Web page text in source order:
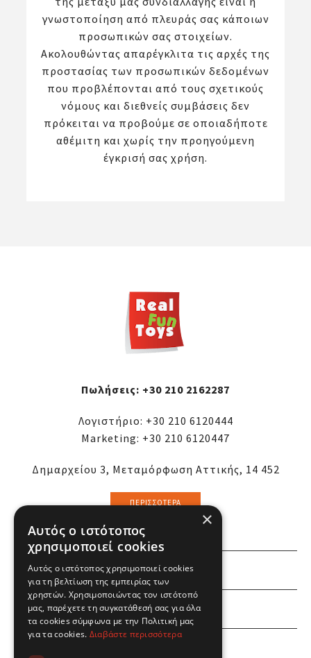
γνωστοποίηση από πλευράς σας κάποιων
προσωπικών σας στοιχείων.
Ακολουθώντας απαρέγκλιτα τις αρχές της
προστασίας των προσωπικών δεδομένων
που προβλέπονται από τους σχετικούς
νόμους και διεθνείς συμβάσεις δεν
πρόκειται να προβούμε σε οποιαδήποτε
αθέμιτη και χωρίς την προηγούμενη
έγκρισή σας χρήση.
Πωλήσεις: +30 210 2162287
Λογιστήριο: +30 210 6120444
Marketing: +30 210 6120447
Δημαρχείου 3, Μεταμόρφωση Αττικής, 14 452
ΠΕΡΙΣΣΌΤΕΡΑ
ΕΜΕΙΣ
ΕΣΕΙΣ
×
Αυτός ο ιστότοπος
χρησιμοποιεί cookies
Αυτός ο ιστότοπος χρησιμοποιεί cookies
για τη βελτίωση της εμπειρίας των
χρηστών. Χρησιμοποιώντας τον ιστότοπό
μας, παρέχετε τη συγκατάθεσή σας για όλα
τα cookies σύμφωνα με την Πολιτική μας
για τα cookies. Διαβάστε περισσότερα